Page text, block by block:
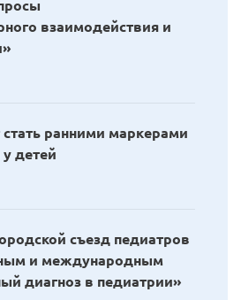
взаимодействия и
ранними маркерами
детей
съезд педиатров
и международным
диагноз в педиатрии»